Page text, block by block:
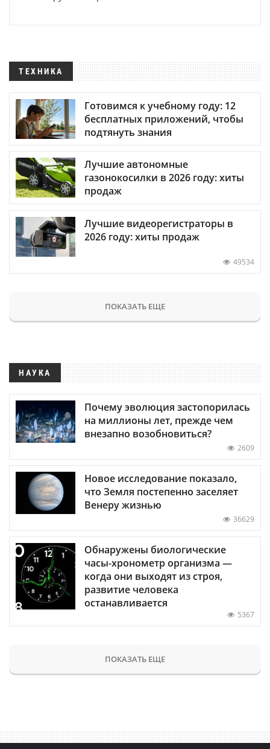
ТЕХНИКА
Готовимся к учебному году: 12
бесплатных приложений, чтобы
подтянуть знания
Лучшие автономные
газонокосилки в 2026 году: хиты
продаж
Лучшие видеорегистраторы в
2026 году: хиты продаж
49534
ПОКАЗАТЬ ЕЩЕ
НАУКА
Почему эволюция застопорилась
на миллионы лет, прежде чем
внезапно возобновиться?
2609
Новое исследование показало,
что Земля постепенно заселяет
Венеру жизнью
36629
Обнаружены биологические
часы-хронометр организма —
когда они выходят из строя,
развитие человека
останавливается
5367
ПОКАЗАТЬ ЕЩЕ